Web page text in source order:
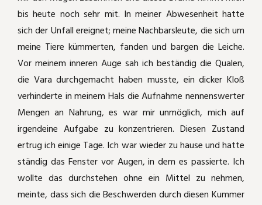
bis heute noch sehr mit. In meiner Abwesenheit hatte
sich der Unfall ereignet; meine Nachbarsleute, die sich um
meine Tiere kümmerten, fanden und bargen die Leiche.
Vor meinem inneren Auge sah ich beständig die Qualen,
die Vara durchgemacht haben musste, ein dicker Kloß
verhinderte in meinem Hals die Aufnahme nennenswerter
Mengen an Nahrung, es war mir unmöglich, mich auf
irgendeine Aufgabe zu konzentrieren. Diesen Zustand
ertrug ich einige Tage. Ich war wieder zu hause und hatte
ständig das Fenster vor Augen, in dem es passierte. Ich
wollte das durchstehen ohne ein Mittel zu nehmen,
meinte, dass sich die Beschwerden durch diesen Kummer
Laufente läuft nicht mehr
Amputation
Headshaker - Pferdchen
Mauzi frißt nicht mehr
Mauzi hat gekämpft!
Schäferhundkeratitis und mehr
Wie Aranea ixobola die Haare bei einem
kleinen Mädchen wieder wachsen läßt
Rosacea - homöopathisch deutlich
gebessert
Die Waldklapperschlange half bei PMS
und dabei, das "Ich" wiederzufinden
Hypophyseninsuffizienz
Akut Schwindel und Kopfschmerzen